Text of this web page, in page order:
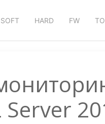
SOFT HARD FW